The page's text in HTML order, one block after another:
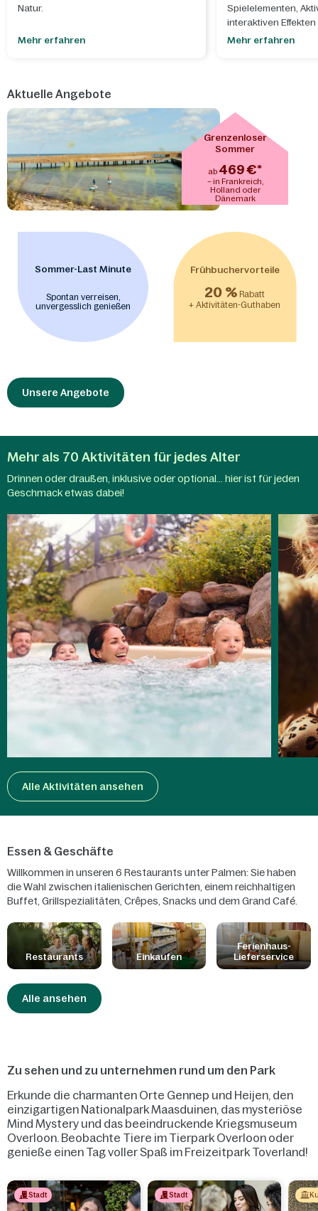
Natur.
Mehr erfahren
Spielelementen,
interaktiven
thematischen
Mehr erfahren
Aktuelle Angebote
Grenzenloser
Sommer
ab 469 €*
– in Frankreich,
Holland oder
Dänemark
Sommer-Last Minute
Spontan verreisen,
unvergesslich genießen
Frühbuchervorteile
20 % Rabatt
+ Aktivitäten-Guthaben
Unsere Angebote
Mehr als 70 Aktivitäten für jedes Alter
Drinnen oder draußen, inklusive oder optional... hier ist für jeden
Geschmack etwas dabei!
Aqua
Alle Aktivitäten ansehen
Essen & Geschäfte
Willkommen in unseren 6 Restaurants unter Palmen: Sie haben
die Wahl zwischen italienischen Gerichten, einem reichhaltigen
Buffet, Grillspezialitäten, Crêpes, Snacks und dem Grand Café.
unserem Supermarkt ein, bestellen Sie eine Pizza oder lassen Sie
sich das Frühstück oder ein Table-Cooking-Arrangement liefern!
In unseren Restaurants sind die Kinder König! Hier finden sich
Gerichte, die speziell auf Kinder abgestimmt sind, Babynahrung
und einen eigenen Kinderbereich.
Restaurants Einkaufen
Ferienhaus-
Lieferservice
Alle ansehen
Zu sehen und zu unternehmen rund um den Park
Erkunde die charmanten Orte Gennep und Heijen, den
einzigartigen Nationalpark Maasduinen, das mysteriöse
Mind Mystery und das beeindruckende Kriegsmuseum
Overloon. Beobachte Tiere im Tierpark Overloon oder
genieße einen Tag voller Spaß im Freizeitpark Toverland!
Stadt Stadt